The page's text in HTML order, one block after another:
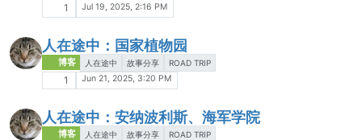
1 Jul 19, 2025, 2:16 PM
人在途中：国家植物园
博客 人在途中 故事分享 ROAD TRIP
1 Jun 21, 2025, 3:20 PM
人在途中：安纳波利斯、海军学院
博客 人在途中 故事分享 ROAD TRIP